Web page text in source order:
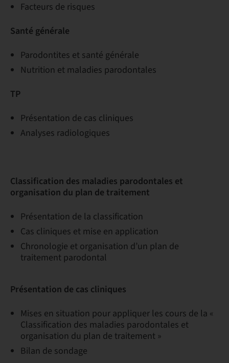
Facteurs de risques
Santé générale
Parodontites et santé générale
Nutrition et maladies parodontales
TP
Présentation de cas cliniques
Analyses radiologiques
Classification des maladies parodontales et
organisation du plan de traitement
Présentation de la classification
Cas cliniques et mise en application
Chronologie et organisation d’un plan de
traitement parodontal
Présentation de cas cliniques
Mises en situation pour appliquer les cours de la «
Classification des maladies parodontales et
organisation du plan de traitement »
Bilan de sondage